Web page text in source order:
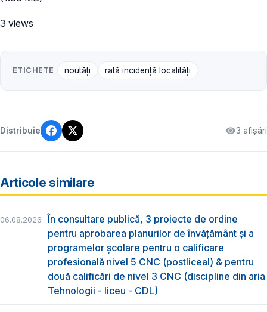
3 views
ETICHETE noutăți rată incidență localități
Distribuie 3 afișări
Articole similare
06.08.2026
În consultare publică, 3 proiecte de ordine
pentru aprobarea planurilor de învățământ și a
programelor școlare pentru o calificare
profesională nivel 5 CNC (postliceal) & pentru
două calificări de nivel 3 CNC (discipline din aria
Tehnologii - liceu - CDL)